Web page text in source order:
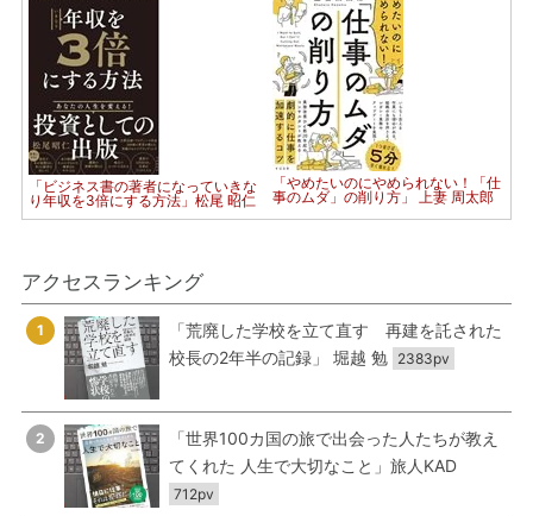
「ビジネス書の著者になっていきな
り年収を3倍にする方法」松尾 昭仁
「やめたいのにやめられない！「仕
事のムダ」の削り方」 上妻 周太郎
アクセスランキング
1
「荒廃した学校を立て直す 再建を託された
校長の2年半の記録」 堀越 勉 2383pv
2
「世界100カ国の旅で出会った人たちが教え
てくれた 人生で大切なこと」旅人KAD
712pv